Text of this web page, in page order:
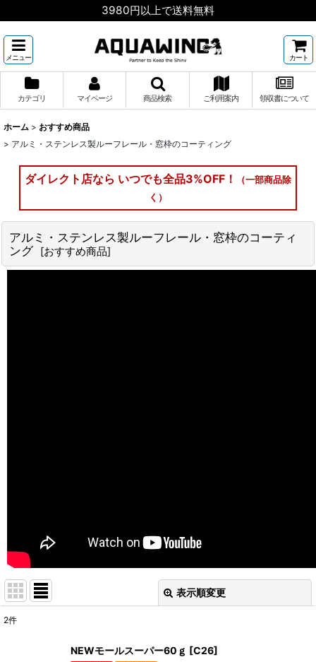
3980円以上で送料無料
メニュー カート
カテゴリ マイページ 商品検索 ご利用案内 領収書について
ホーム > おすすめ商品
> アルミ・ステンレス製ルーフレール・窓枠のコーティング
ダイレクト店なら いつでも全品3%OFF！
（一部商品除
く）
アルミ・ステンレス製ルーフレール・窓枠のコーティ
ング
[おすすめ商品]
表示順変更
2件
NEWモールスーパー60ｇ [C26]